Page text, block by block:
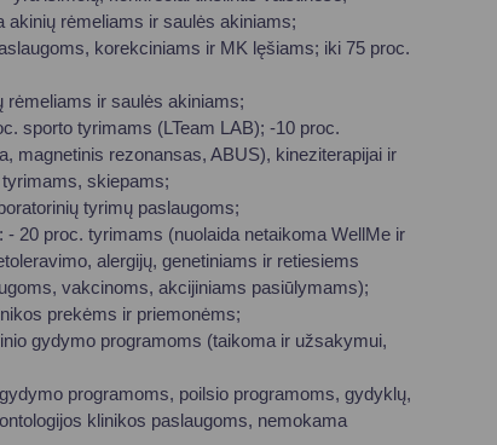
akinių rėmeliams ir saulės akiniams;
korekciniams ir MK lęšiams; iki 75 proc.
rėmeliams ir saulės akiniams;
sporto tyrimams (LTeam LAB); -10 proc.
magnetinis rezonansas, ABUS), kineziterapijai ir
skiepams;
tyrimų paslaugoms;
- 20 proc. tyrimams (nuolaida netaikoma WellMe ir
alergijų, genetiniams ir retiesiems
vakcinoms, akcijiniams pasiūlymams);
prekėms ir priemonėms;
gydymo programoms (taikoma ir užsakymui,
programoms, poilsio programoms, gydyklų,
klinikos paslaugoms, nemokama